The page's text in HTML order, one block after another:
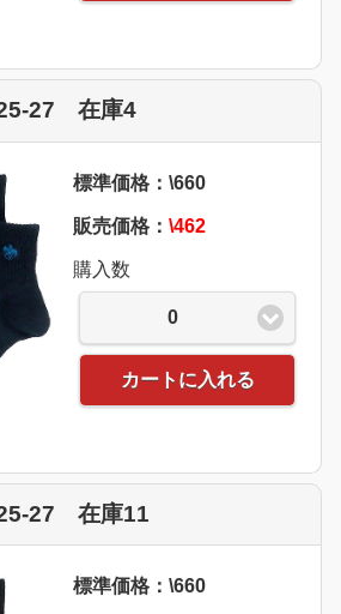
27 在庫4click to collapse
標準価格：\660
販売価格： \462
購入数
0
カートに入れる
27 在庫11
標準価格：\660